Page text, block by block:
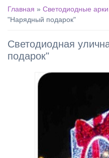
Главная » Светодиодные арки
"Нарядный подарок"
Светодиодная
подарок"